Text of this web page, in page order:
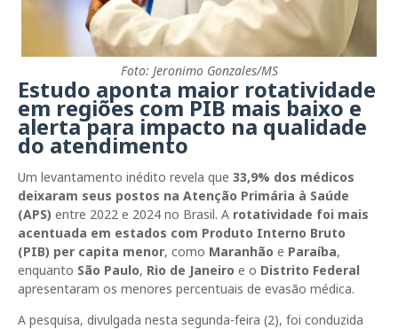
Foto: Jeronimo Gonzales/MS
Estudo aponta maior rotatividade
em regiões com PIB mais baixo e
alerta para impacto na qualidade
do atendimento
Um levantamento inédito revela que 33,9% dos médicos
deixaram seus postos na Atenção Primária à Saúde
(APS) entre 2022 e 2024 no Brasil. A rotatividade foi mais
acentuada em estados com Produto Interno Bruto
(PIB) per capita menor, como Maranhão e Paraíba,
enquanto São Paulo, Rio de Janeiro e o Distrito Federal
apresentaram os menores percentuais de evasão médica.
A pesquisa, divulgada nesta segunda-feira (2), foi conduzida